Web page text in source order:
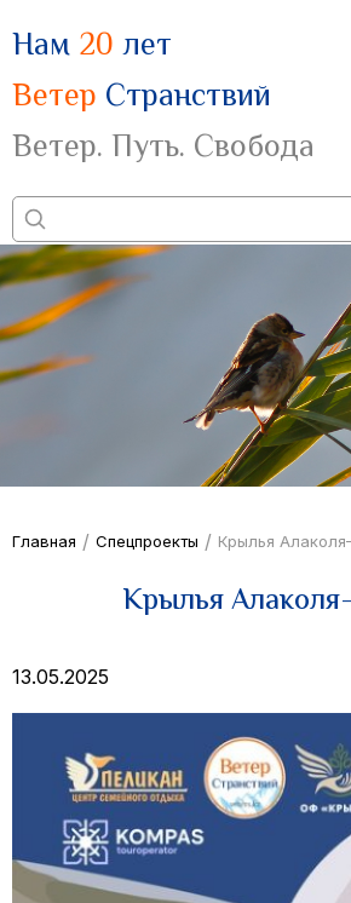
Нам 20 лет
Ветер Странствий
Ветер. Путь. Свобода
Главная / Спецпроекты / Крылья
Крылья
13.05.2025